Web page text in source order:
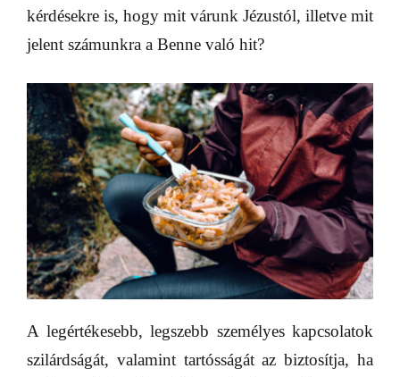
kérdésekre is, hogy mit várunk Jézustól, illetve mit
jelent számunkra a Benne való hit?
A legértékesebb, legszebb személyes kapcsolatok
szilárdságát, valamint tartósságát az biztosítja, ha